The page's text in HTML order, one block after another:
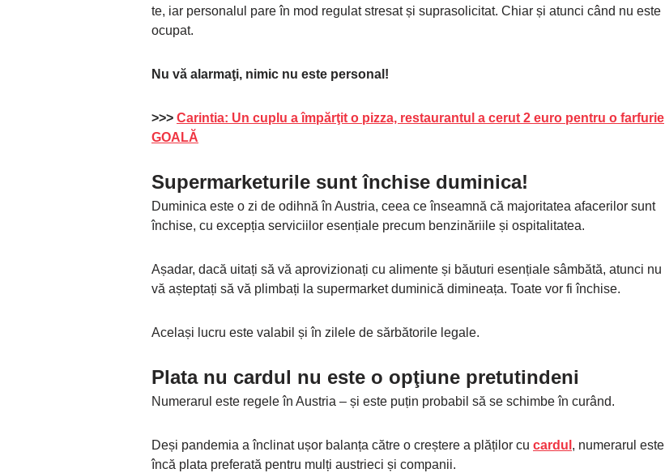
te, iar personalul pare în mod regulat stresat și suprasolicitat. Chiar și atunci când nu este
ocupat.
Nu vă alarmaţi, nimic nu este personal!
>>> Carintia: Un cuplu a împărţit o pizza, restaurantul a cerut 2 euro pentru o farfurie
GOALĂ
Supermarketurile sunt închise duminica!
Duminica este o zi de odihnă în Austria, ceea ce înseamnă că majoritatea afacerilor sunt
închise, cu excepția serviciilor esențiale precum benzinăriile și ospitalitatea.
Așadar, dacă uitați să vă aprovizionați cu alimente și băuturi esențiale sâmbătă, atunci nu
vă așteptați să vă plimbați la supermarket duminică dimineața. Toate vor fi închise.
Același lucru este valabil și în zilele de sărbătorile legale.
Plata nu cardul nu este o opţiune pretutindeni
Numerarul este regele în Austria – și este puțin probabil să se schimbe în curând.
Deși pandemia a înclinat ușor balanța către o creștere a plăților cu cardul , numerarul este
încă plata preferată pentru mulți austrieci și companii.